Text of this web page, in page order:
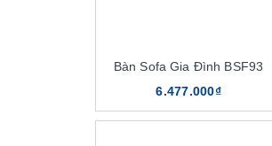
Bàn Sofa Gia Đình BSF93
6.477.000₫